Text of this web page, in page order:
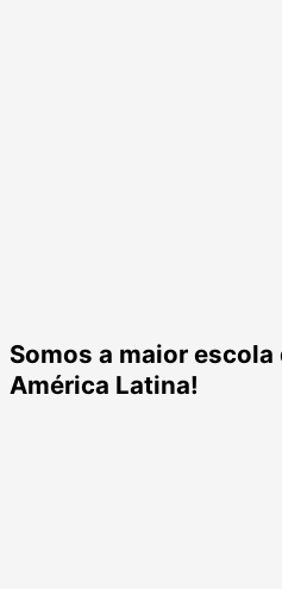
Somos a maior escola
América Latina!